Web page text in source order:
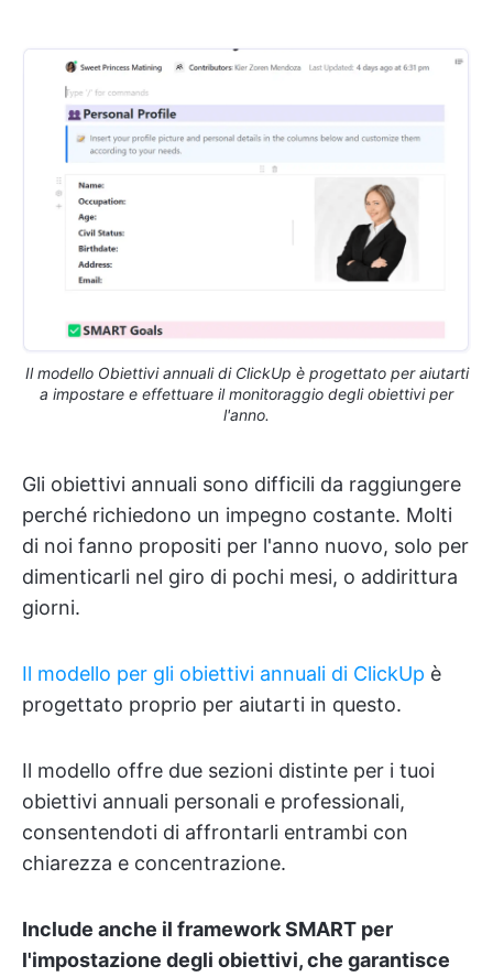
Il modello Obiettivi annuali di ClickUp è progettato per aiutarti
a impostare e effettuare il monitoraggio degli obiettivi per
l'anno.
Gli obiettivi annuali sono difficili da raggiungere
perché richiedono un impegno costante. Molti
di noi fanno propositi per l'anno nuovo, solo per
dimenticarli nel giro di pochi mesi, o addirittura
giorni.
Il modello per gli obiettivi annuali di ClickUp è
progettato proprio per aiutarti in questo.
Il modello offre due sezioni distinte per i tuoi
obiettivi annuali personali e professionali,
consentendoti di affrontarli entrambi con
chiarezza e concentrazione.
Include anche il framework SMART per
l'impostazione degli obiettivi, che garantisce